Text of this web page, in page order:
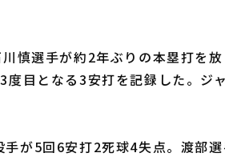
慎選手が約2年ぶりの本塁打を
目となる3安打を記録した。ジ
手が5回6安打2死球4失点。渡部